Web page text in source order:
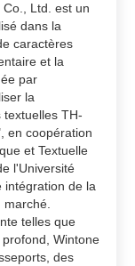
Ltd. est un
dans la
caractères
et la
par
la
textuelles TH-
en coopération
et Textuelle
l'Université
intégration de la
telles que
Wintone
des